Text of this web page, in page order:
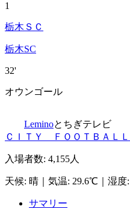
1
栃木ＳＣ
栃木SC
32'
オウンゴール
Leminoとちぎテレビ
ＣＩＴＹ ＦＯＯＴＢＡＬ
入場者数: 4,155人
天候: 晴 気温: 29.6℃ 湿度:
サマリー